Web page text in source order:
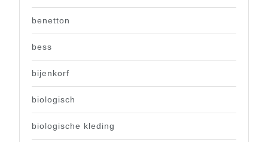
benetton
bess
bijenkorf
biologisch
biologische kleding